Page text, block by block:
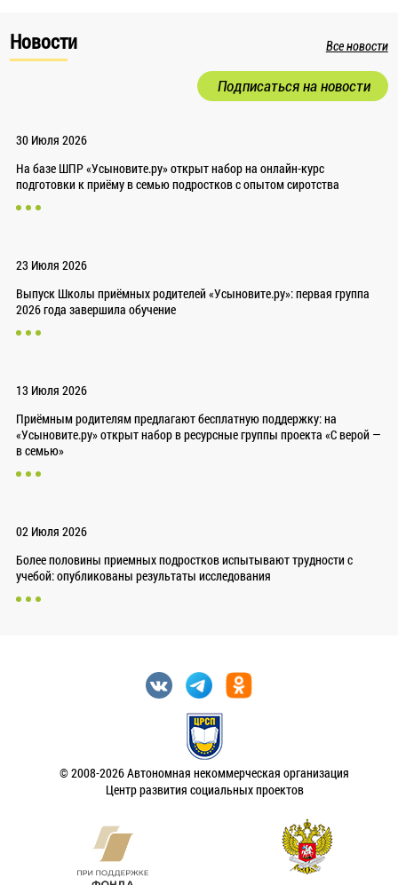
Новости Все новости
Подписаться на новости
30 Июля 2026
На базе ШПР «Усыновите.ру» открыт набор на онлайн-курс
подготовки к приёму в семью подростков с опытом сиротства
23 Июля 2026
Выпуск Школы приёмных родителей «Усыновите.ру»: первая группа
2026 года завершила обучение
13 Июля 2026
Приёмным родителям предлагают бесплатную поддержку: на
«Усыновите.ру» открыт набор в ресурсные группы проекта «С верой —
в семью»
02 Июля 2026
Более половины приемных подростков испытывают трудности с
учебой: опубликованы результаты исследования
© 2008-2026 Автономная некоммерческая организация
Центр развития социальных проектов